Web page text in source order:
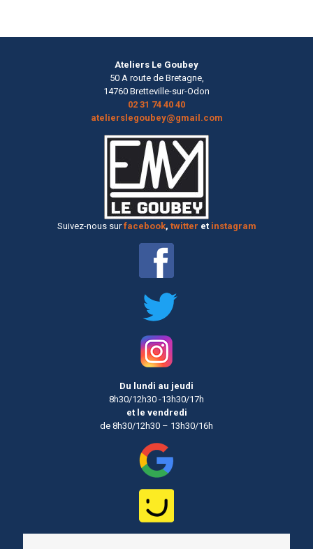
Ateliers Le Goubey
50 A route de Bretagne,
14760 Bretteville-sur-Odon
02 31 74 40 40
atelierslegoubey@gmail.com
Suivez-nous surfacebook, twitter et instagram
Du lundi au jeudi
8h30/12h30 -13h30/17h
et le vendredi
de 8h30/12h30 – 13h30/16h